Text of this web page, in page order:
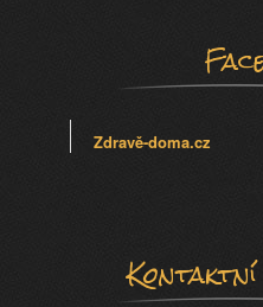
Zdravě-doma.cz